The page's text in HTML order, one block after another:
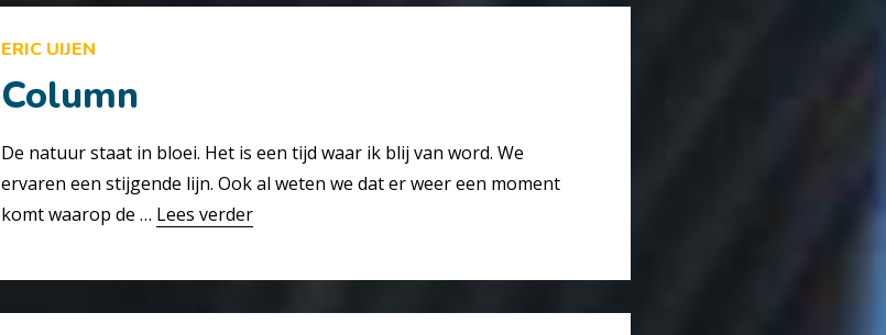
ERIC UIJEN
Column
De natuur staat in bloei. Het is een tijd waar ik blij van word. We
ervaren een stijgende lijn. Ook al weten we dat er weer een moment
komt waarop de … Lees verder